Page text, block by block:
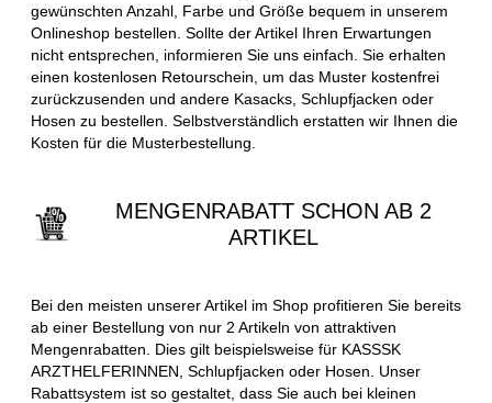
gewünschten Anzahl, Farbe und Größe bequem in unserem
Onlineshop bestellen. Sollte der Artikel Ihren Erwartungen
nicht entsprechen, informieren Sie uns einfach. Sie erhalten
einen kostenlosen Retourschein, um das Muster kostenfrei
zurückzusenden und andere Kasacks, Schlupfjacken oder
Hosen zu bestellen. Selbstverständlich erstatten wir Ihnen die
Kosten für die Musterbestellung.
MENGENRABATT SCHON AB 2
ARTIKEL
Bei den meisten unserer Artikel im Shop profitieren Sie bereits
ab einer Bestellung von nur 2 Artikeln von attraktiven
Mengenrabatten. Dies gilt beispielsweise für KASSSK
ARZTHELFERINNEN, Schlupfjacken oder Hosen. Unser
Rabattsystem ist so gestaltet, dass Sie auch bei kleinen